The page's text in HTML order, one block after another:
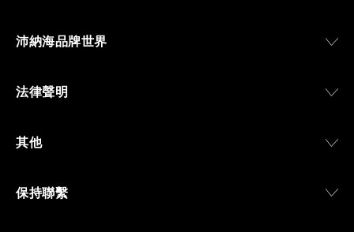
沛納海品牌世界
法律聲明
其他
保持聯繫